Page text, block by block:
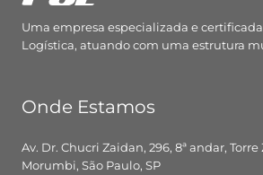
Uma empresa especializada e
Logística, atuando com uma estrutura
Onde Estamos
Av. Dr. Chucri Zaidan, 296, 8ª andar, Torre
Morumbi, São Paulo, SP